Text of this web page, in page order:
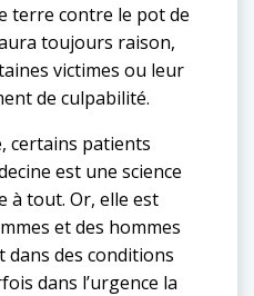
terre contre le pot de
toujours raison,
victimes ou leur
de culpabilité.
certains patients
est une science
à tout. Or, elle est
et des hommes
des conditions
dans l’urgence la